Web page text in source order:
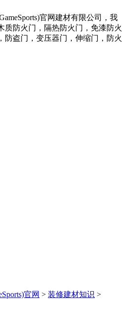
官网建材有限公司，我
质防火门，隔热防火门，免漆防火
防盗门，变压器门，伸缩门，防火
官网 > 装修建材知识 >